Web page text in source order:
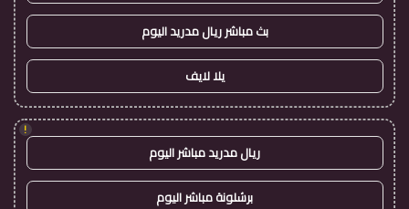
بث مباشر ريال مدريد اليوم
يلا لايف
!
ريال مدريد مباشر اليوم
برشلونة مباشر اليوم